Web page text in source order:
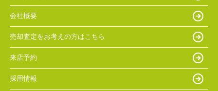
会社概要
売却査定をお考えの方はこちら
来店予約
採用情報